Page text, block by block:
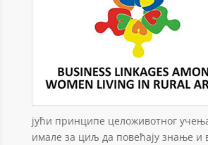
јући принципе целоживотног
имале за циљ да повећају знање и